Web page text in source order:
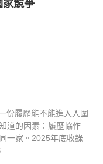
競爭
份履歷能不能進入入圍
道的因素：履歷協作
一家。2025年底收錄